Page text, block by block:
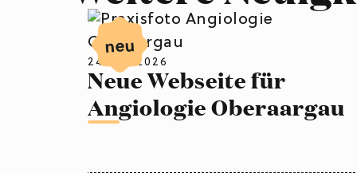
24. Juli 2026
Neue Webseite für
Angiologie Oberaargau
neu